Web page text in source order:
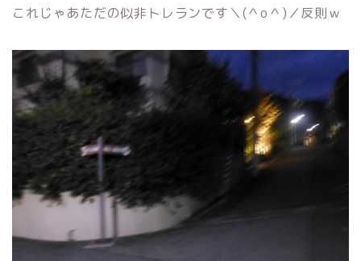
これじゃあただの似非トレランです＼(＾o＾)／反則ｗ